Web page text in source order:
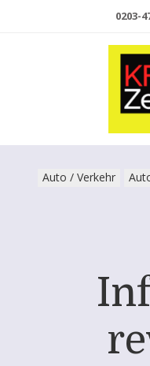
0203-
Auto / Verkehr